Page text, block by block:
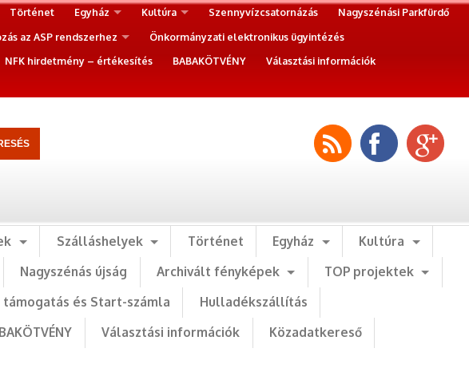
Történet Egyház Kultúra Szennyvízcsatornázás
Nagyszénási Parkfürdő
az ASP rendszerhez
Önkormányzati elektronikus ügyintézés
NFK hirdetmény – értékesítés BABAKÖTVÉNY
Választási információk
Szálláshelyek Történet Egyház
Kultúra
Nagyszénás újság Archivált fényképek
TOP projektek
és Start-számla
Hulladékszállítás
Választási információk
Közadatkereső